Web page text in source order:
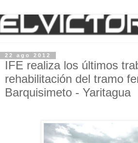
22 ago 2012
IFE realiza los últimos
rehabilitación del tramo
Barquisimeto - Yaritagua